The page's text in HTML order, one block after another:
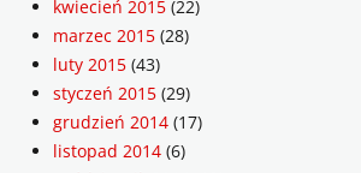
kwiecień 2015 (22)
marzec 2015 (28)
luty 2015 (43)
styczeń 2015 (29)
grudzień 2014 (17)
listopad 2014 (6)